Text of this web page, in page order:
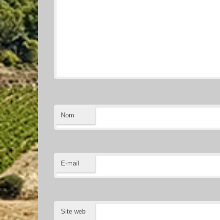
Nom
E-mail
Site web